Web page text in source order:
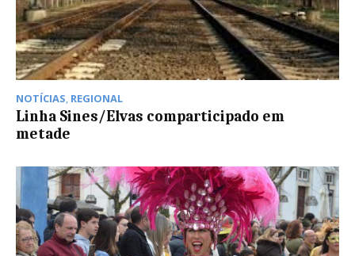
NOTÍCIAS, REGIONAL
Linha Sines/Elvas comparticipado em
metade